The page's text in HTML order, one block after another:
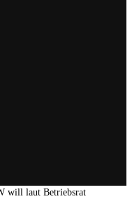
will laut Betriebsrat